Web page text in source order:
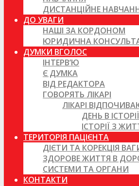
ДИСТАНЦІЙНЕ
ДО УВАГИ
НАШІ ЗА КОРДОНОМ
ЮРИДИЧНА
ДУМКИ ВГОЛОС
ІНТЕРВ’Ю
Є ДУМКА
ВІД РЕДАКТОРА
ГОВОРЯТЬ ЛІКАРІ
ЛІКАРІ
ДЕНЬ В ІСТОРІЇ
ІСТОРІЇ З
ТЕРИТОРІЯ ПАЦІЄНТА
ДІЄТИ ТА КОРЕКЦІЯ
ЗДОРОВЕ ЖИТТЯ В
СИСТЕМИ ТА ОРГАНИ
КОНТАКТИ